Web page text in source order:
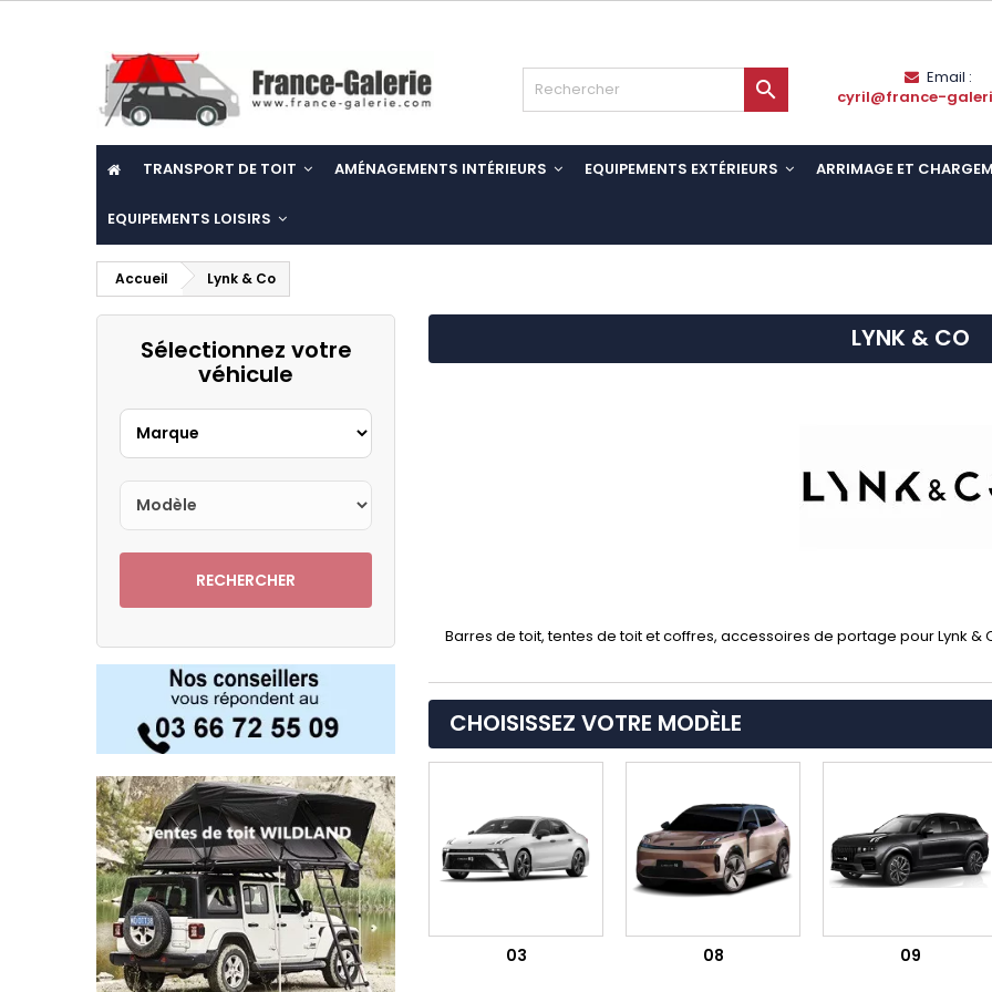

Email :
cyril@france-
TRANSPORT DE TOIT AMÉNAGEMENTS INTÉRIEURS EQUIPEMENTS EXTÉRIEURS ARRIMAGE ET
EQUIPEMENTS LOISIRS
Accueil Lynk & Co
Sélectionnez votre
véhicule
RECHERCHER
LYNK & CO
Barres de toit, tentes de toit et coffres, accessoires de portage pour Lynk &
CHOISISSEZ VOTRE MODÈLE
03 08 09